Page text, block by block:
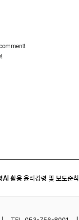
AI 활용 윤리강령 및 보도준칙